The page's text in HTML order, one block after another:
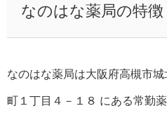
なのはな薬局の特徴
なのはな薬局は大阪府高槻市城
町１丁目４－１８ にある常勤